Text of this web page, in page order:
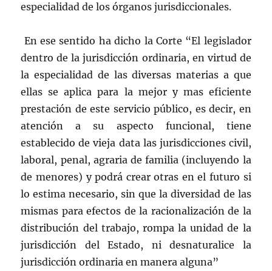
especialidad de los órganos jurisdiccionales.
En ese sentido ha dicho la Corte “El legislador
dentro de la jurisdicción ordinaria, en virtud de
la especialidad de las diversas materias a que
ellas se aplica para la mejor y mas eficiente
prestación de este servicio público, es decir, en
atención a su aspecto funcional, tiene
establecido de vieja data las jurisdicciones civil,
laboral, penal, agraria de familia (incluyendo la
de menores) y podrá crear otras en el futuro si
lo estima necesario, sin que la diversidad de las
mismas para efectos de la racionalización de la
distribución del trabajo, rompa la unidad de la
jurisdicción del Estado, ni desnaturalice la
jurisdicción ordinaria en manera alguna”